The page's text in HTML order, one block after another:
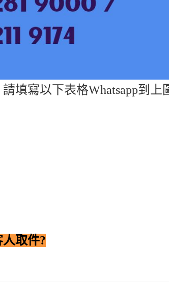
填寫以下表格Whatsapp到上
取件?